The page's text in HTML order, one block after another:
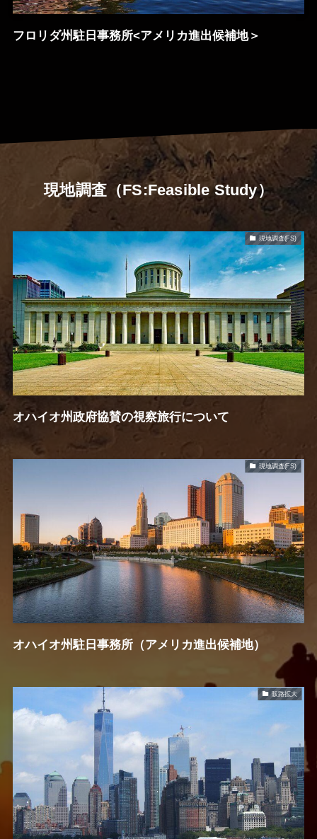
フロリダ州駐日事務所<アメリカ進出候補地＞
現地調査（FS:Feasible Study）
現地調査(FS)
オハイオ州政府協賛の視察旅行について
現地調査(FS)
オハイオ州駐日事務所（アメリカ進出候補地）
販路拡大